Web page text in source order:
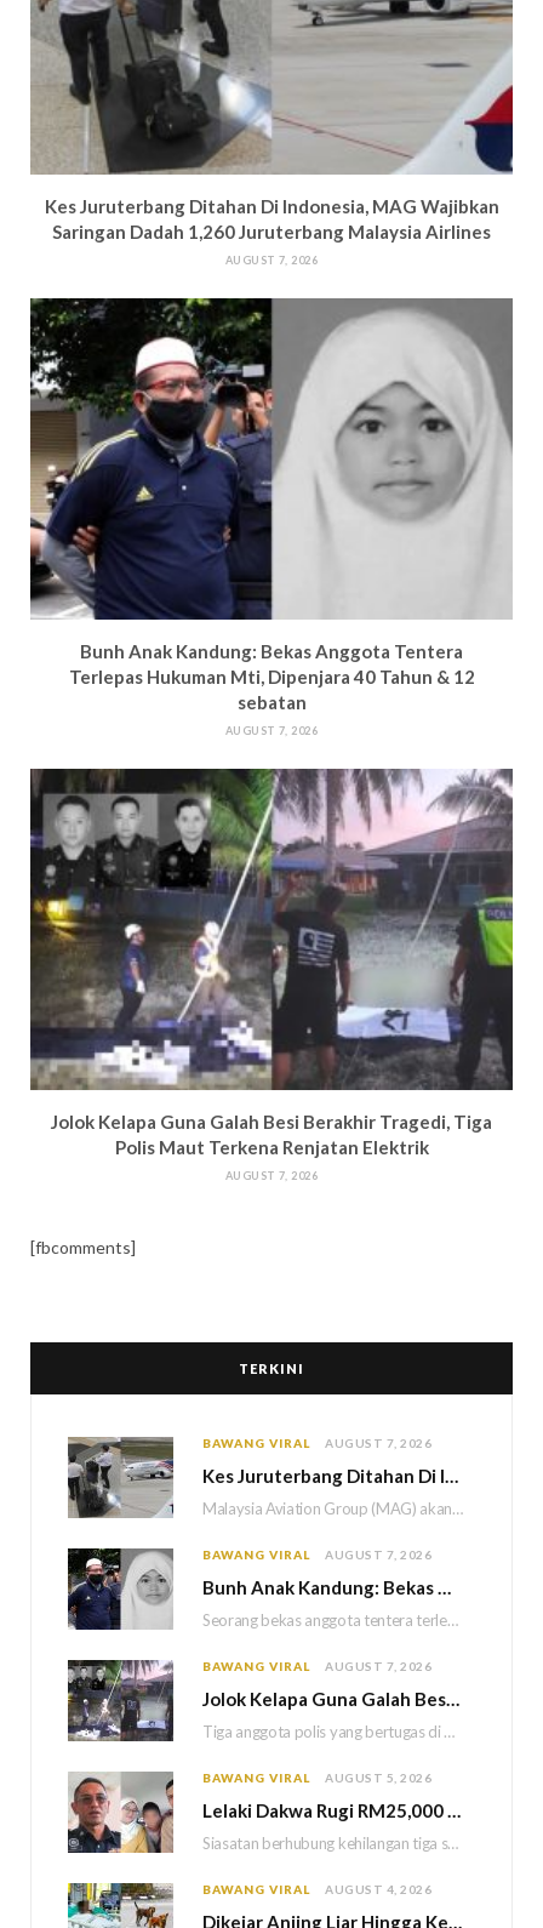
Kes Juruterbang Ditahan Di Indonesia, MAG Wajibkan
Saringan Dadah 1,260 Juruterbang Malaysia Airlines
AUGUST 7, 2026
Bunh Anak Kandung: Bekas Anggota Tentera
Terlepas Hukuman Mti, Dipenjara 40 Tahun & 12
sebatan
AUGUST 7, 2026
Jolok Kelapa Guna Galah Besi Berakhir Tragedi, Tiga
Polis Maut Terkena Renjatan Elektrik
AUGUST 7, 2026
[fbcomments]
TERKINI
BAWANG VIRAL AUGUST 7, 2026
Kes Juruterbang Ditahan Di Indonesia, MAG Wajibkan Saringan Dadah 1,260 Juruterbang Malaysia Airlines
Malaysia Aviation Group (MAG) akan melaksanakan saringan dadah mandatori terhadap semua juruterbang Malaysia Airlines sebagai…
BAWANG VIRAL AUGUST 7, 2026
Bunh Anak Kandung: Bekas Anggota Tentera Terlepas Hukuman M
Seorang bekas anggota tentera terlepas daripada hukuman gantung selepas Mahkamah Persekutuan memutuskan untuk menggantikan hukuman…
BAWANG VIRAL AUGUST 7, 2026
Jolok Kelapa Guna Galah Besi Berakhir Tragedi, Tiga Polis Maut Terkena Renjatan Elektrik
Tiga anggota polis yang bertugas di Balai Polis Weston maut selepas dipercayai terkena renjatan elektrik…
BAWANG VIRAL AUGUST 5, 2026
Lelaki Dakwa Rugi RM25,000 Akibat Hutang Kutu, Polis Siasat Kaitan Dengan Kehilangan Tiga Beranak
Siasatan berhubung kehilangan tiga sekeluarga di Bukit Kayu Hitam kini memasuki perkembangan baharu apabila polis…
BAWANG VIRAL AUGUST 4, 2026
Dikejar Anjing Liar Hingga Kemalangan, Mekanik Berdepan Risiko Kecederaan Otak Kekal